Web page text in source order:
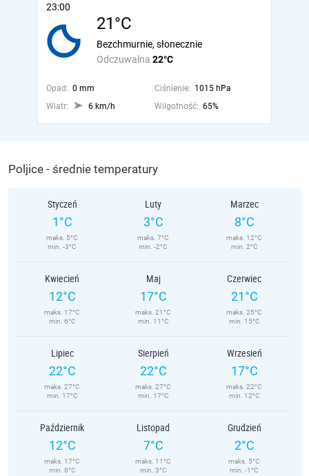
23:00
21°C
Odczuwalna 22°C
Bezchmurnie, słonecznie
Opad: 0 mm Ciśnienie: 1015 hPa
Wiatr:
6 km/h Wilgotność: 65%
Poljice - średnie temperatury
Styczeń
1°C
maks. 5°C
min. -3°C
Luty
3°C
maks. 7°C
min. -2°C
Marzec
8°C
maks. 12°C
min. 2°C
Kwiecień
12°C
maks. 17°C
min. 6°C
Maj
17°C
maks. 21°C
min. 11°C
Czerwiec
21°C
maks. 25°C
min. 15°C
Lipiec
22°C
maks. 27°C
min. 17°C
Sierpień
22°C
maks. 27°C
min. 17°C
Wrzesień
17°C
maks. 22°C
min. 12°C
Październik
12°C
maks. 17°C
min. 8°C
Listopad
7°C
maks. 11°C
min. 3°C
Grudzień
2°C
maks. 5°C
min. -1°C